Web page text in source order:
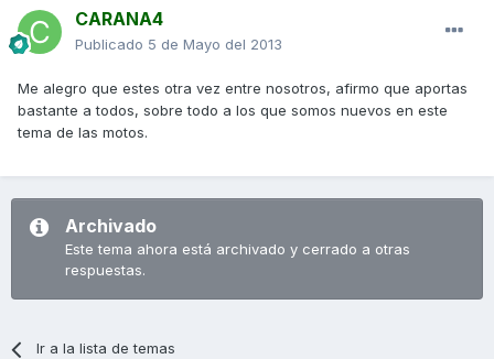
CARANA4
Publicado 5 de Mayo del 2013
Me alegro que estes otra vez entre nosotros, afirmo que aportas
bastante a todos, sobre todo a los que somos nuevos en este
tema de las motos.
Archivado
Este tema ahora está archivado y cerrado a otras
respuestas.
Ir a la lista de temas